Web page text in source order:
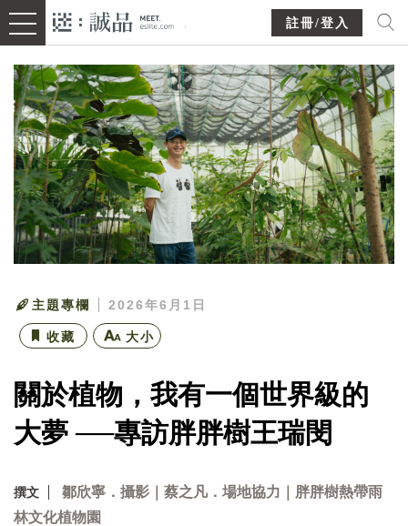
註冊/登入
主題專欄 2026年6月1日
收藏 大小
關於植物，我有一個世界級的
大夢 ──專訪胖胖樹王瑞閔
撰文
鄒欣寧．攝影｜蔡之凡．場地協力｜胖胖樹熱帶雨
林文化植物園